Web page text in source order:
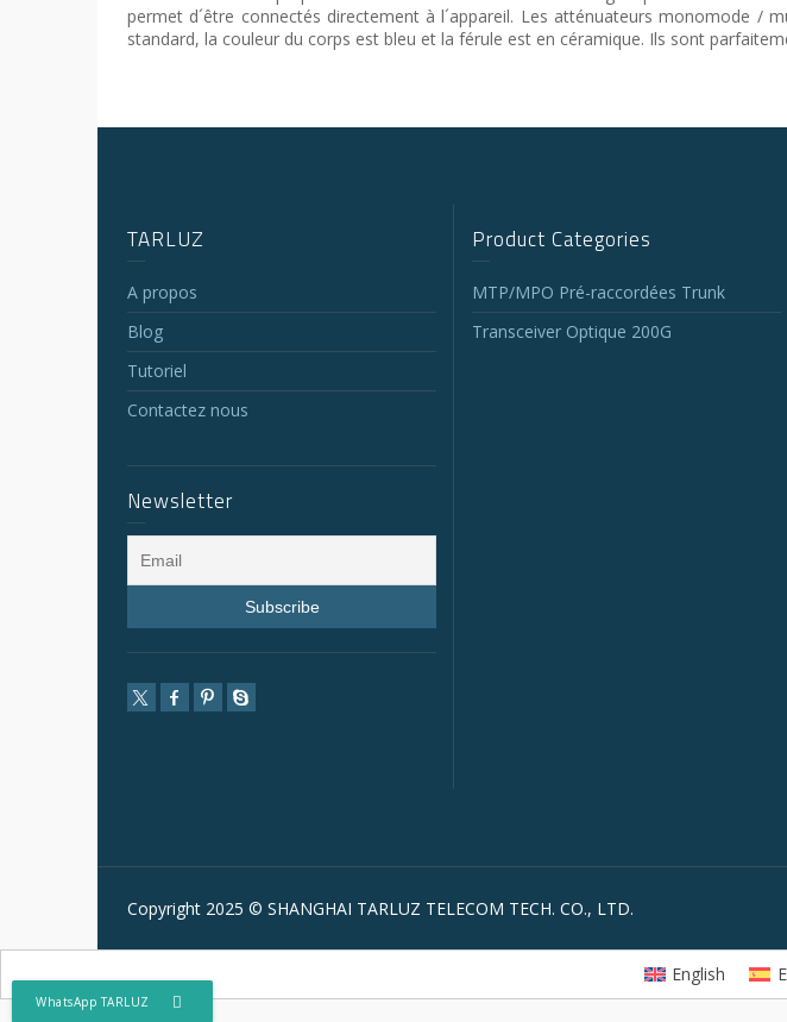
permet d´être connectés directement à l´appareil. Les atténuateurs monomode /
standard, la couleur du corps est bleu et la férule est en céramique. Ils sont
TARLUZ
A propos
Blog
Tutoriel
Contactez nous
Newsletter
Product Categories
MTP/MPO Pré-raccordées Trunk
Transceiver Optique 200G
Copyright 2025 © SHANGHAI TARLUZ TELECOM TECH. CO., LTD.
WhatsApp TARLUZ
English